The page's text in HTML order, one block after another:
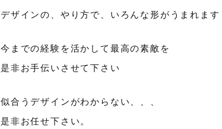
デザインの、やり方で、いろんな形がうまれます
今までの経験を活かして最高の素敵を
是非お手伝いさせて下さい
似合うデザインがわからない、、、
是非お任せ下さい。